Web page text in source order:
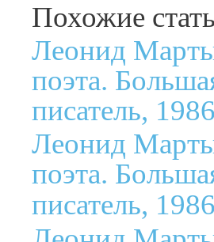
Похожие
Леонид
поэта.
писатель,
Леонид
поэта.
писатель,